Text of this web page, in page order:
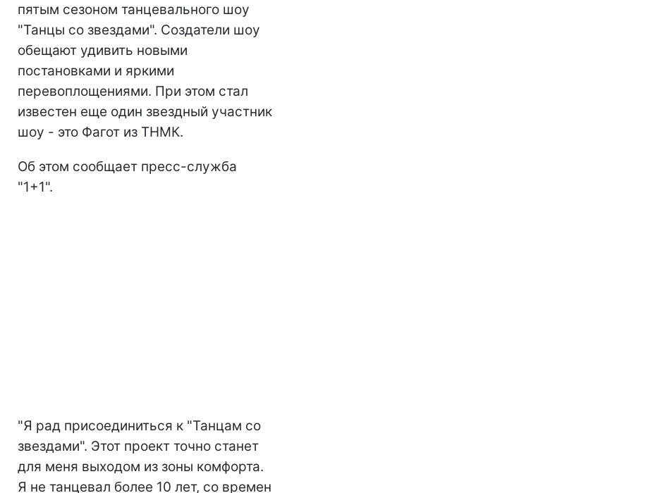
пятым сезоном танцевального шоу
"Танцы со звездами". Создатели шоу
обещают удивить новыми
постановками и яркими
перевоплощениями. При этом стал
известен еще один звездный участник
шоу - это Фагот из ТНМК.
Об этом сообщает пресс-служба
"1+1".
"Я рад присоединиться к "Танцам со
звездами". Этот проект точно станет
для меня выходом из зоны комфорта.
Я не танцевал более 10 лет, со времен